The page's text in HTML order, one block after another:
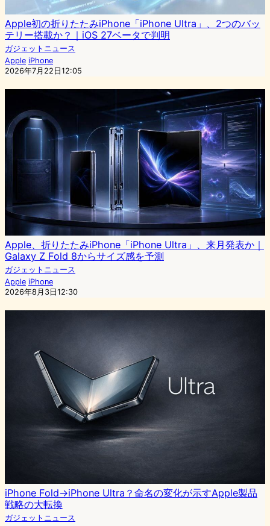
Apple初の折りたたみiPhone「iPhone Ultra」、2つのバッ
テリー搭載か？｜iOS 27ベータで判明
ガジェットニュース
Apple iPhone
2026年7月22日12:05
Apple、折りたたみiPhone「iPhone Ultra」、来月発表か｜
Galaxy Z Fold 8からサイズ感を予測
ガジェットニュース
Apple iPhone
2026年8月3日12:30
iPhone Fold→iPhone Ultra？命名の変化が示すApple製品
戦略の大転換
ガジェットニュース